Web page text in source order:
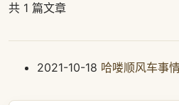
共 1 篇文章
2021-10-18 哈喽顺风车事